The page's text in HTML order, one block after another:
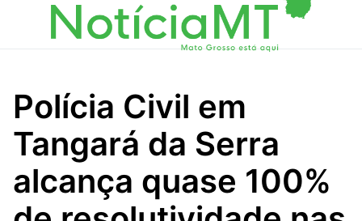
Polícia Civil em
Tangará da Serra
alcança quase 100%